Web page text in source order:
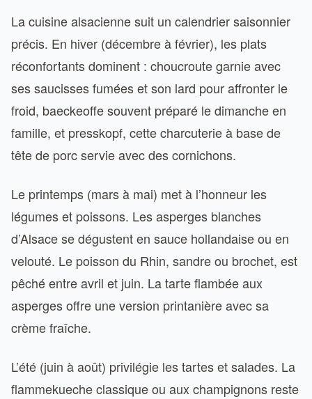
La cuisine alsacienne suit un calendrier saisonnier
précis. En hiver (décembre à février), les plats
réconfortants dominent : choucroute garnie avec
ses saucisses fumées et son lard pour affronter le
froid, baeckeoffe souvent préparé le dimanche en
famille, et presskopf, cette charcuterie à base de
tête de porc servie avec des cornichons.
Le printemps (mars à mai) met à l’honneur les
légumes et poissons. Les asperges blanches
d’Alsace se dégustent en sauce hollandaise ou en
velouté. Le poisson du Rhin, sandre ou brochet, est
pêché entre avril et juin. La tarte flambée aux
asperges offre une version printanière avec sa
crème fraîche.
L’été (juin à août) privilégie les tartes et salades. La
flammekueche classique ou aux champignons reste